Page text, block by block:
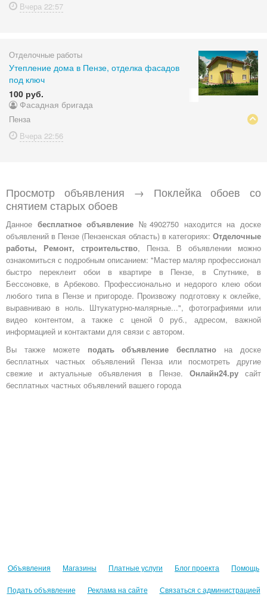
Вчера 22:57
Отделочные работы
Утепление дома в Пензе, отделка фасадов
под ключ
100 руб.
Фасадная бригада
Пенза
Вчера 22:56
Просмотр объявления → Поклейка обоев со
снятием старых обоев
Данное бесплатное объявление №4902750 находится на доске
объявлений в Пензе (Пензенская область) в категориях: Отделочные
работы, Ремонт, строительство, Пенза. В объявлении можно
ознакомиться с подробным описанием: "Мастер маляр профессионал
быстро переклеит обои в квартире в Пензе, в Спутнике, в
Бессоновке, в Арбеково. Профессионально и недорого клею обои
любого типа в Пензе и пригороде. Произвожу подготовку к оклейке,
выравниваю в ноль. Штукатурно-малярные...", фотографиями или
видео контентом, а также с ценой 0 руб., адресом, важной
информацией и контактами для связи с автором.
Вы также можете подать объявление бесплатно на доске
бесплатных частных объявлений Пенза или посмотреть другие
свежие и актуальные объявления в Пензе. Онлайн24.русайт
бесплатных частных объявлений вашего города
Объявления Магазины Платные услуги Блог проекта Помощь
Подать объявление Реклама на сайте
Связаться с администрацией